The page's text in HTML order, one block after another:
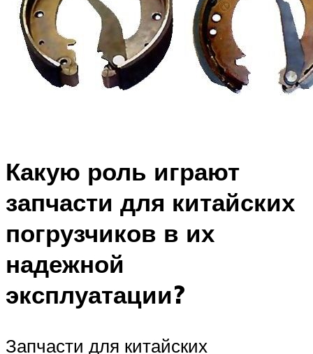
Какую роль играют
запчасти для китайских
погрузчиков в их
надежной
эксплуатации?
Запчасти для китайских